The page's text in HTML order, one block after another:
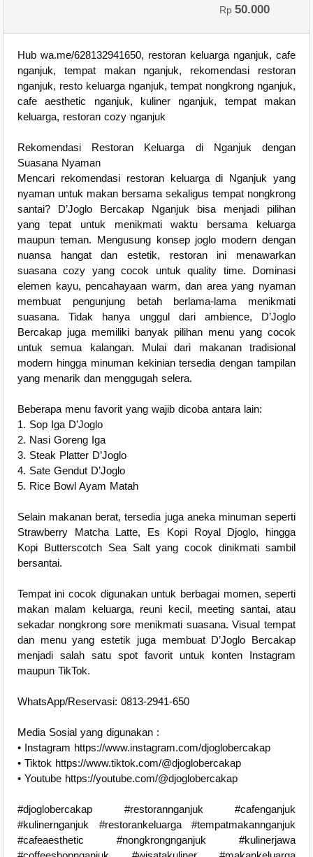
Rp50.000
Hub wa.me/628132941650, restoran keluarga nganjuk, cafe
nganjuk, tempat makan nganjuk, rekomendasi restoran
nganjuk, resto keluarga nganjuk, tempat nongkrong nganjuk,
cafe aesthetic nganjuk, kuliner nganjuk, tempat makan
keluarga, restoran cozy nganjuk
Rekomendasi Restoran Keluarga di Nganjuk dengan
Suasana Nyaman
Mencari rekomendasi restoran keluarga di Nganjuk yang
nyaman untuk makan bersama sekaligus tempat nongkrong
santai? D’Joglo Bercakap Nganjuk bisa menjadi pilihan
yang tepat untuk menikmati waktu bersama keluarga
maupun teman. Mengusung konsep joglo modern dengan
nuansa hangat dan estetik, restoran ini menawarkan
suasana cozy yang cocok untuk quality time. Dominasi
elemen kayu, pencahayaan warm, dan area yang nyaman
membuat pengunjung betah berlama-lama menikmati
suasana. Tidak hanya unggul dari ambience, D’Joglo
Bercakap juga memiliki banyak pilihan menu yang cocok
untuk semua kalangan. Mulai dari makanan tradisional
modern hingga minuman kekinian tersedia dengan tampilan
yang menarik dan menggugah selera.
Beberapa menu favorit yang wajib dicoba antara lain:
1. Sop Iga D’Joglo
2. Nasi Goreng Iga
3. Steak Platter D’Joglo
4. Sate Gendut D’Joglo
5. Rice Bowl Ayam Matah
Selain makanan berat, tersedia juga aneka minuman seperti
Strawberry Matcha Latte, Es Kopi Royal Djoglo, hingga
Kopi Butterscotch Sea Salt yang cocok dinikmati sambil
bersantai.
Tempat ini cocok digunakan untuk berbagai momen, seperti
makan malam keluarga, reuni kecil, meeting santai, atau
sekadar nongkrong sore menikmati suasana. Visual tempat
dan menu yang estetik juga membuat D’Joglo Bercakap
menjadi salah satu spot favorit untuk konten Instagram
maupun TikTok.
WhatsApp/Reservasi: 0813-2941-650
Media Sosial yang digunakan :
•⁠ ⁠Instagram https://www.instagram.com/djoglobercakap
•⁠ ⁠Tiktok https://www.tiktok.com/@djoglobercakap
•⁠ ⁠Youtube https://youtube.com/@djoglobercakap
#djoglobercakap #restorannganjuk #cafenganjuk
#kulinernganjuk #restorankeluarga #tempatmakannganjuk
#cafeaesthetic #nongkrongnganjuk #kulinerjawa